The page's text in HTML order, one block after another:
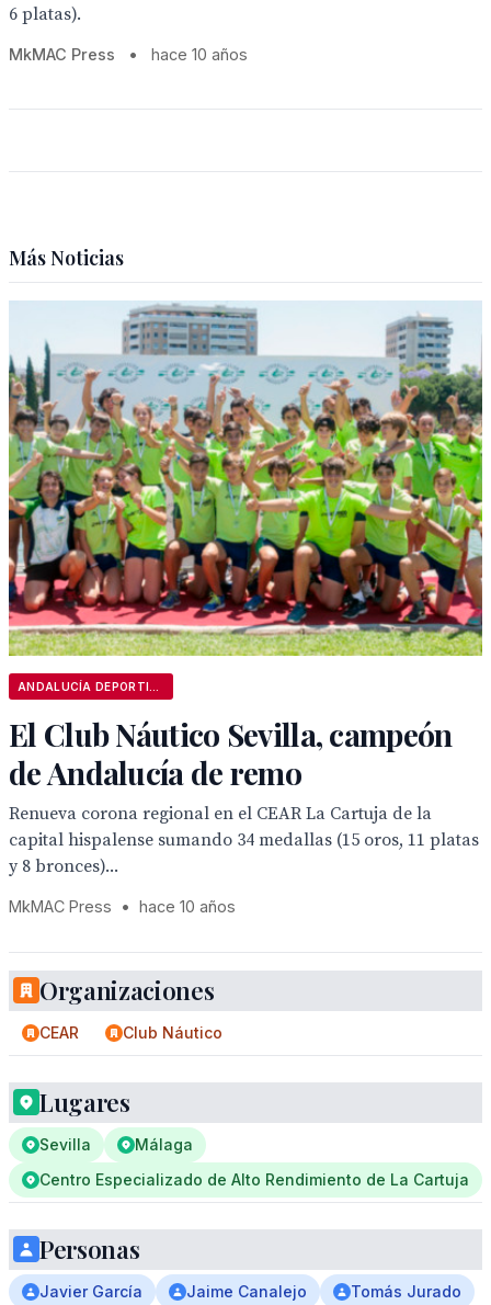
6 platas).
MkMAC Press • hace 10 años
Más Noticias
El Club Náutico Sevilla, campeón
de Andalucía de remo
Renueva corona regional en el CEAR La Cartuja de la
capital hispalense sumando 34 medallas (15 oros, 11 platas
y 8 bronces)...
MkMAC Press • hace 10 años
Organizaciones
CEAR Club Náutico
Lugares
Sevilla
Málaga
Centro Especializado de Alto Rendimiento de La Cartuja
Personas
Javier García Jaime Canalejo Tomás Jurado